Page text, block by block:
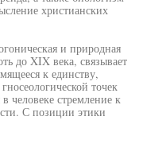
христианских
и природная
до XIX века, связывает
к единству,
точек
человеке стремление к
С позиции этики